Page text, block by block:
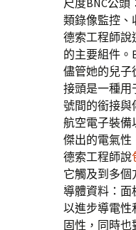
尺度BNC公
類錄像監控、
德索工程師說
的主要組件。
儘管她的兒子
接頭是一種用
號間的銜接與
航空電子裝備
傑出的電氣性
德索工程師說
它觸及到多個
導體資料：面
以進步導電性
固性，同時